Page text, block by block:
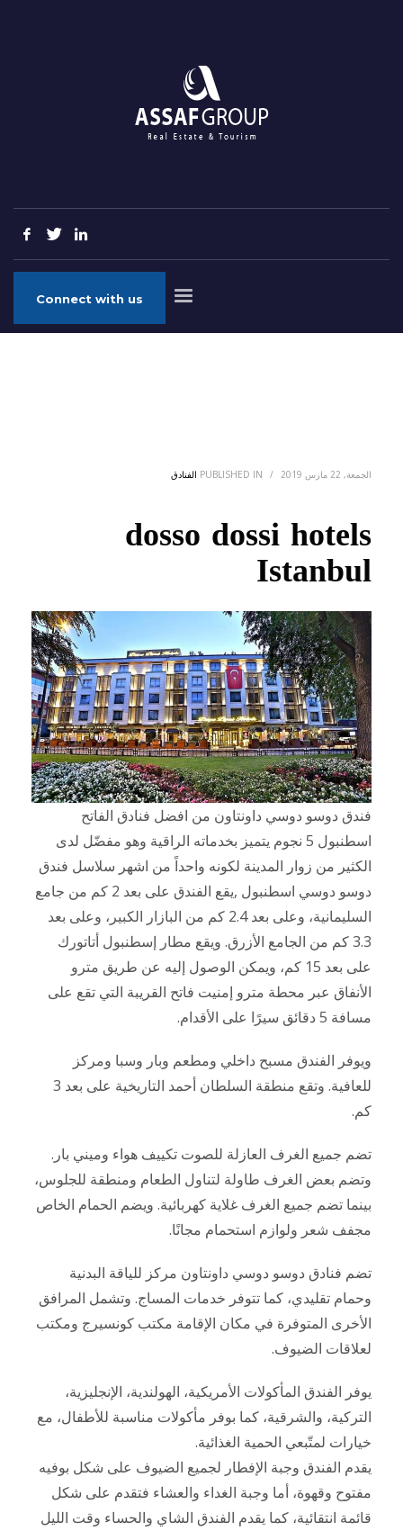
Connect with us
الجمعة, 22 مارس 2019 /
PUBLISHED IN الفنادق
dosso dossi hotels
Istanbul
فندق دوسو دوسي داونتاون من افضل فنادق الفاتح
اسطنبول 5 نجوم يتميز بخدماته الراقية وهو مفضّل لدى
الكثير من زوار المدينة لكونه واحداً من اشهر سلاسل فندق
دوسو دوسي اسطنبول ,يقع الفندق على بعد 2 كم من جامع
السليمانية، وعلى بعد 2.4 كم من البازار الكبير، وعلى بعد
3.3 كم من الجامع الأزرق. ويقع مطار إسطنبول أتاتورك
على بعد 15 كم، ويمكن الوصول إليه عن طريق مترو
الأنفاق عبر محطة مترو إمنيت فاتح القريبة التي تقع على
مسافة 5 دقائق سيرًا على الأقدام.
ويوفر الفندق مسبح داخلي ومطعم وبار وسبا ومركز
للعافية. وتقع منطقة السلطان أحمد التاريخية على بعد 3
كم.
تضم جميع الغرف العازلة للصوت تكييف هواء وميني بار.
وتضم بعض الغرف طاولة لتناول الطعام ومنطقة للجلوس،
بينما تضم جميع الغرف غلاية كهربائية. ويضم الحمام الخاص
مجفف شعر ولوازم استحمام مجانًا.
تضم فنادق دوسو دوسي داونتاون مركز للياقة البدنية
وحمام تقليدي، كما تتوفر خدمات المساج. وتشمل المرافق
الأخرى المتوفرة في مكان الإقامة مكتب كونسيرج ومكتب
لعلاقات الضيوف.
يوفر الفندق المأكولات الأمريكية، الهولندية، الإنجليزية،
التركية، والشرقية، كما بوفر مأكولات مناسبة للأطفال، مع
خيارات لمتّبعي الحمية الغذائية.
يقدم الفندق وجبة الإفطار لجميع الضيوف على شكل بوفيه
مفتوح وقهوة، أما وجبة الغداء والعشاء فتقدم على شكل
قائمة انتقائية، كما يقدم الفندق الشاي والحساء وقت الليل